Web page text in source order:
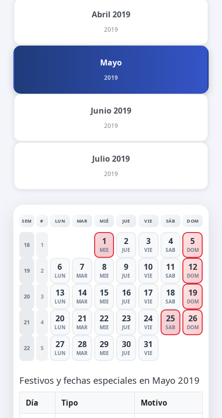
Abril 2019
2019
Mayo
2019
Junio 2019
2019
Julio 2019
2019
SEM # LUN MAR MIÉ JUE VIE SÁB DOM
18 1 1
MIE
2
JUE
3
VIE
4
SAB
5
DOM
19 2 6
LUN
7
MAR
8
MIE
9
JUE
10
VIE
11
SAB
12
DOM
20 3 13
LUN
14
MAR
15
MIE
16
JUE
17
VIE
18
SAB
19
DOM
21 4 20
LUN
21
MAR
22
MIE
23
JUE
24
VIE
25
SAB
26
DOM
22 5 27
LUN
28
MAR
29
MIE
30
JUE
31
VIE
Festivos y fechas especiales en Mayo 2019
Día Tipo Motivo